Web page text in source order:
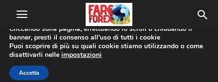
Home Coppie Valute EUR/JPY
Coppie Valute EUR/JPY Forex News
Report min/max intraday
Utilizziamo i cookie per offrirti la migliore esperienza sul nostro
sito web.
Cliccando sulla pagina, effettuando lo scroll o chiudendo il
banner, presti il consenso all’uso di tutti i cookie
Puoi scoprire di più su quali cookie stiamo utilizzando o come
disattivarli nelle impostazioni
Accetta